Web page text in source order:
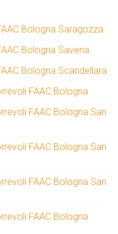
Bologna Saragozza
Bologna Savena
Bologna Scandellara
FAAC Bologna
FAAC Bologna San
FAAC Bologna San
FAAC Bologna San
FAAC Bologna